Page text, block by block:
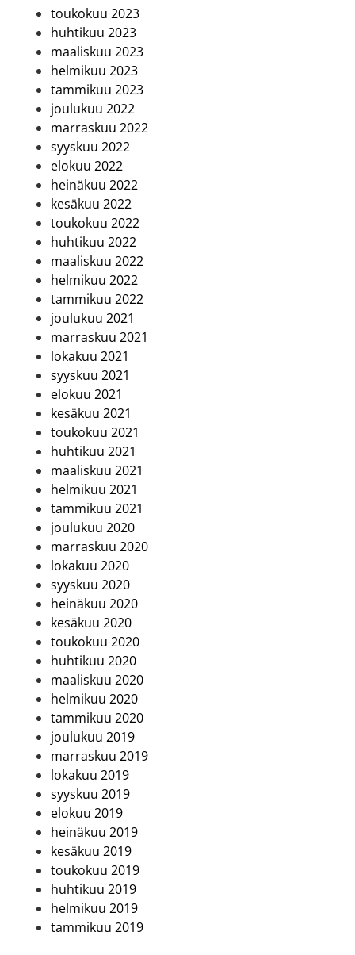
toukokuu 2023
huhtikuu 2023
maaliskuu 2023
helmikuu 2023
tammikuu 2023
joulukuu 2022
marraskuu 2022
syyskuu 2022
elokuu 2022
heinäkuu 2022
kesäkuu 2022
toukokuu 2022
huhtikuu 2022
maaliskuu 2022
helmikuu 2022
tammikuu 2022
joulukuu 2021
marraskuu 2021
lokakuu 2021
syyskuu 2021
elokuu 2021
kesäkuu 2021
toukokuu 2021
huhtikuu 2021
maaliskuu 2021
helmikuu 2021
tammikuu 2021
joulukuu 2020
marraskuu 2020
lokakuu 2020
syyskuu 2020
heinäkuu 2020
kesäkuu 2020
toukokuu 2020
huhtikuu 2020
maaliskuu 2020
helmikuu 2020
tammikuu 2020
joulukuu 2019
marraskuu 2019
lokakuu 2019
syyskuu 2019
elokuu 2019
heinäkuu 2019
kesäkuu 2019
toukokuu 2019
huhtikuu 2019
helmikuu 2019
tammikuu 2019